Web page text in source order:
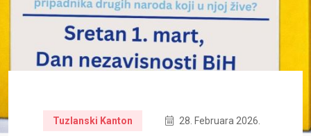
Tuzlanski Kanton 28. Februara 2026.